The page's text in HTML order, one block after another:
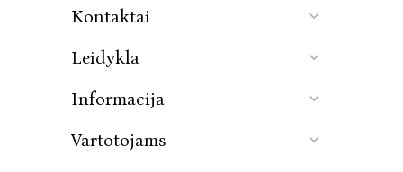
Kontaktai
Leidykla
Informacija
Vartotojams